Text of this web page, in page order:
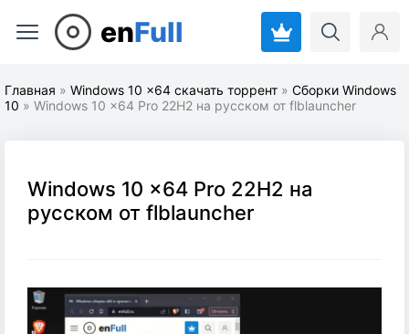
enFull
Главная » Windows 10 x64 скачать торрент » Cборки Windows
10 » Windows 10 x64 Pro 22H2 на русском от flblauncher
Windows 10 x64 Pro 22H2 на
русском от flblauncher